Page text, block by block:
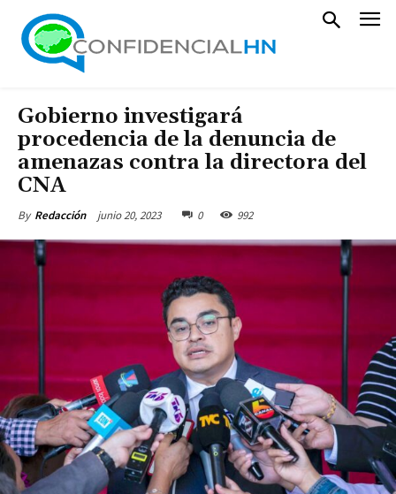
Gobierno investigará
procedencia de la denuncia de
amenazas contra la directora del
CNA
By Redacción junio 20, 2023 0 992